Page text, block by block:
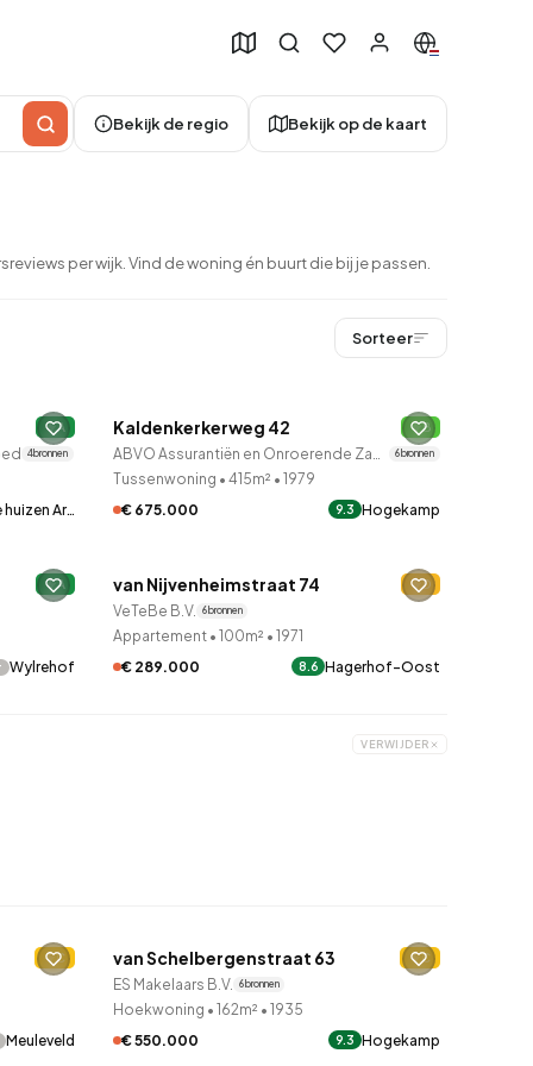
Bekijk de regio Bekijk op de kaart
per wijk. Vind de woning én buurt die bij je passen.
Sorteer
A
4 bronnen
Ar…
9 uur geleden ontdekt
Kaldenkerkerweg 42 B
ABVO Assurantiën en Onroerende Zaken 6 bronnen
Tussenwoning • 415m² • 1979
€ 675.000
9.3 Hogekamp
A
Wylrehof
9 uur geleden ontdekt
van Nijvenheimstraat 74 D
VeTeBe B.V. 6 bronnen
Appartement • 100m² • 1971
€ 289.000
8.6 Hagerhof-Oost
VERWIJDER
C
Meuleveld
9 uur geleden ontdekt
van Schelbergenstraat 63 C
ES Makelaars B.V. 6 bronnen
Hoekwoning • 162m² • 1935
€ 550.000
9.3 Hogekamp